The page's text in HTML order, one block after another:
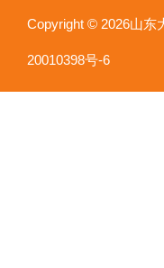
Copyright © 2026山
20010398号-6